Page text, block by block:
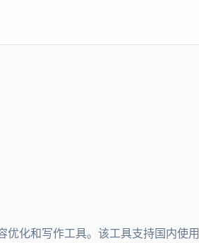
优化和写作工具。该工具支持国内使